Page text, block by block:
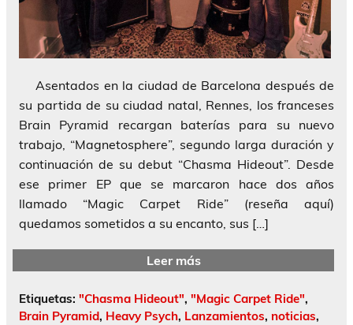
Asentados en la ciudad de Barcelona después de
su partida de su ciudad natal, Rennes, los franceses
Brain Pyramid recargan baterías para su nuevo
trabajo, “Magnetosphere”, segundo larga duración y
continuación de su debut “Chasma Hideout”. Desde
ese primer EP que se marcaron hace dos años
llamado “Magic Carpet Ride” (reseña aquí)
quedamos sometidos a su encanto, sus […]
Leer más
Etiquetas: "Chasma Hideout", "Magic Carpet Ride",
Brain Pyramid, Heavy Psych, Lanzamientos, noticias,